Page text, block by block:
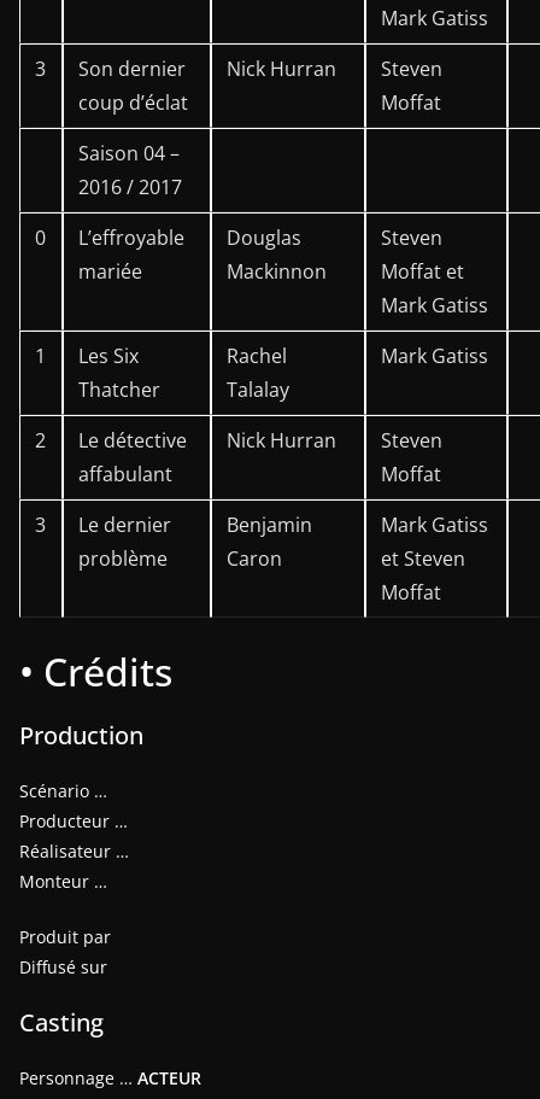
Mark Gatiss
3
Son dernier
coup d’éclat
Nick Hurran
Steven
Moffat
Saison 04 –
2016 / 2017
0
L’effroyable
mariée
Douglas
Mackinnon
Steven
Moffat et
Mark Gatiss
1
Les Six
Thatcher
Rachel
Talalay
Mark Gatiss
2
Le détective
affabulant
Nick Hurran
Steven
Moffat
3
Le dernier
problème
Benjamin
Caron
Mark Gatiss
et Steven
Moffat
• Crédits
Production
Scénario …
Producteur …
Réalisateur …
Monteur …
Produit par
Diffusé sur
Casting
Personnage … ACTEUR